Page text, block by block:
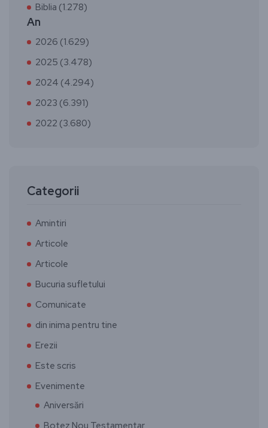
Biblia (1.278)
An
2026 (1.629)
2025 (3.478)
2024 (4.294)
2023 (6.391)
2022 (3.680)
Categorii
Amintiri
Articole
Articole
Bucuria sufletului
Comunicate
din inima pentru tine
Erezii
Este scris
Evenimente
Aniversări
Botez Nou Testamentar